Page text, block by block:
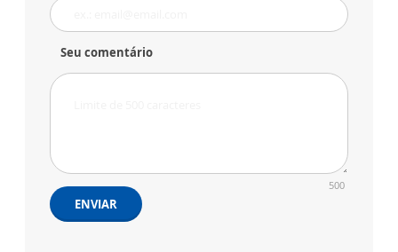
Seu comentário
500
ENVIAR